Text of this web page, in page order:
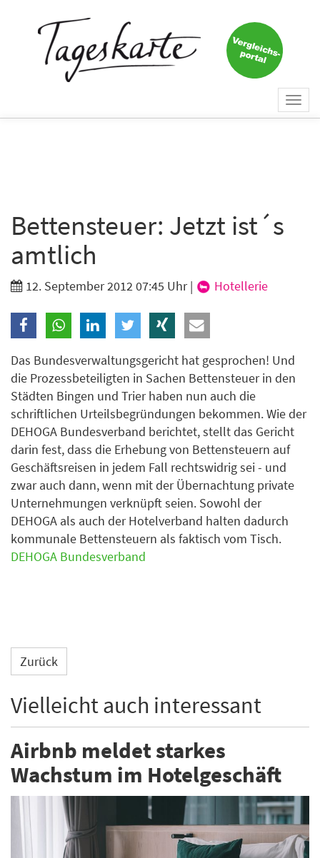
Bettensteuer: Jetzt ist´s
amtlich
12. September 2012 07:45 Uhr| Hotellerie
Das Bundesverwaltungsgericht hat gesprochen! Und
die Prozessbeteiligten in Sachen Bettensteuer in den
Städten Bingen und Trier haben nun auch die
schriftlichen Urteilsbegründungen bekommen. Wie der
DEHOGA Bundesverband berichtet, stellt das Gericht
darin fest, dass die Erhebung von Bettensteuern auf
Geschäftsreisen in jedem Fall rechtswidrig sei - und
zwar auch dann, wenn mit der Übernachtung private
Unternehmungen verknüpft seien. Sowohl der
DEHOGA als auch der Hotelverband halten dadurch
kommunale Bettensteuern als faktisch vom Tisch.
DEHOGA Bundesverband
Zurück
Vielleicht auch interessant
Airbnb meldet starkes
Wachstum im Hotelgeschäft
Keine Nachricht mehr
verpassen!
E-Mail*
Branche
Ich möchte folgende Newsletter erhalten
Tageskarte-Newsletter (gegen 8.30 Uhr)
Ich habe dieDatenschutzerklärungzur Kenntnis
genommen.
Anmelden Danke, heute nicht